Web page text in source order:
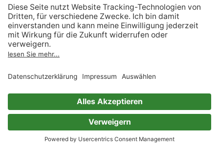
Informationen nach Data
Act
Verträge hier kündigen
Impressum
Immer ein gutes Buch